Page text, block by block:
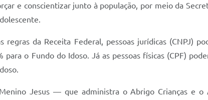
e conscientizar junto à população, por meio da
regras da Receita Federal, pessoas jurídicas (CNPJ)
para o Fundo do Idoso. Já as pessoas físicas (CPF)
Jesus — que administra o Abrigo Crianças e